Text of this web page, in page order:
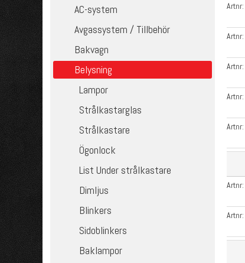
AC-system
Avgassystem / Tillbehör
Bakvagn
Belysning
Lampor
Strålkastarglas
Strålkastare
Ögonlock
List Under strålkastare
Dimljus
Blinkers
Sidoblinkers
Baklampor
Artnr:
Artnr:
Artnr:
Artnr:
Artnr:
Artnr:
Artnr: